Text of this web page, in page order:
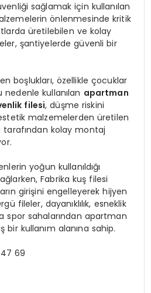
sağlamak için kullanılan
önlenmesinde kritik
üretilebilen ve kolay
şantiyelerde güvenli bir
boşlukları, özellikle çocuklar
nedenle kullanılan apartman
filesi, düşme riskini
estetik malzemelerden üretilen
kolay montaj
yoğun kullanıldığı
Fabrika kuş filesi
girişini engelleyerek hijyen
fileler, dayanıklılık, esneklik
spor sahalarından apartman
bir kullanım alanına sahip.
69